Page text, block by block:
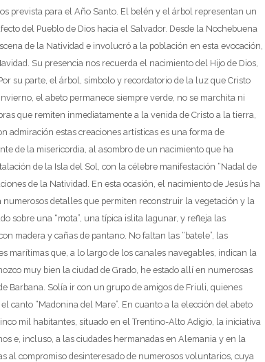
prevista para el Año Santo. El belén y el árbol representan un
del Pueblo de Dios hacia el Salvador. Desde la Nochebuena
de la Natividad e involucró a la población en esta evocación,
Su presencia nos recuerda el nacimiento del Hijo de Dios,
su parte, el árbol, símbolo y recordatorio de la luz que Cristo
el abeto permanece siempre verde, no se marchita ni
que remiten inmediatamente a la venida de Cristo a la tierra,
admiración estas creaciones artísticas es una forma de
de la misericordia, al asombro de un nacimiento que ha
de la Isla del Sol, con la célebre manifestación “Nadal de
de la Natividad. En esta ocasión, el nacimiento de Jesús ha
numerosos detalles que permiten reconstruir la vegetación y la
sobre una “mota”, una típica islita lagunar, y refleja las
madera y cañas de pantano. No faltan las “batele”, las
marítimas que, a lo largo de los canales navegables, indican la
muy bien la ciudad de Grado, he estado allí en numerosas
Barbana. Solía ir con un grupo de amigos de Friuli, quienes
canto “Madonina del Mare”. En cuanto a la elección del abeto
mil habitantes, situado en el Trentino-Alto Adigio, la iniciativa
e, incluso, a las ciudades hermanadas en Alemania y en la
al compromiso desinteresado de numerosos voluntarios, cuya